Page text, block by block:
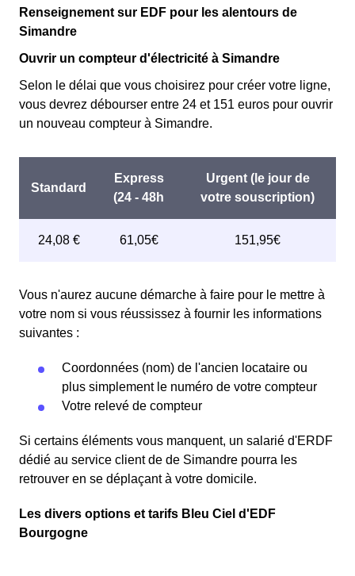
Renseignement sur EDF pour les alentours de
Simandre
Ouvrir un compteur d'électricité à Simandre
Selon le délai que vous choisirez pour créer votre ligne,
vous devrez débourser entre 24 et 151 euros pour ouvrir
un nouveau compteur à Simandre.
Vous n'aurez aucune démarche à faire pour le mettre à
votre nom si vous réussissez à fournir les informations
suivantes :
Coordonnées (nom) de l'ancien locataire ou
plus simplement le numéro de votre compteur
Votre relevé de compteur
Si certains éléments vous manquent, un salarié d'ERDF
dédié au service client de de Simandre pourra les
retrouver en se déplaçant à votre domicile.
Les divers options et tarifs Bleu Ciel d'EDF
Bourgogne